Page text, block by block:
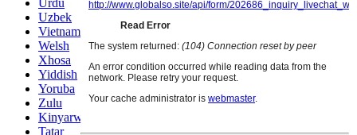
Urdu
Uzbek
Vietnamese
Welsh
Xhosa
Yiddish
Yoruba
Zulu
Kinyarwanda
Tatar